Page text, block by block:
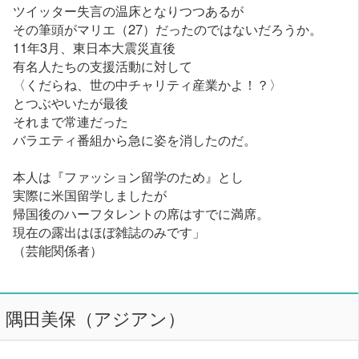
ツイッター失言の温床となりつつあるが
その筆頭がマリエ（27）だったのではないだろうか。
11年3月、東日本大震災直後
有名人たちの支援活動に対して
〈くだらね、世の中チャリティ産業かよ！？〉
とつぶやいたが最後
それまで常連だった
バラエティ番組から急に姿を消したのだ。
本人は『ファッション留学のため』とし
実際に米国留学しましたが
帰国後のハーフタレントの席はすでに満席。
現在の露出はほぼ雑誌のみです」
（芸能関係者）
隅田美保（アジアン）